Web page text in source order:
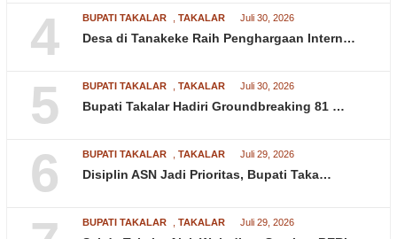
4 BUPATI TAKALAR TAKALAR Juli 30, 2026
Desa di Tanakeke Raih Penghargaan Intern…
5 BUPATI TAKALAR TAKALAR Juli 30, 2026
Bupati Takalar Hadiri Groundbreaking 81 …
6 BUPATI TAKALAR TAKALAR Juli 29, 2026
Disiplin ASN Jadi Prioritas, Bupati Taka…
BUPATI TAKALAR TAKALAR Juli 29, 2026